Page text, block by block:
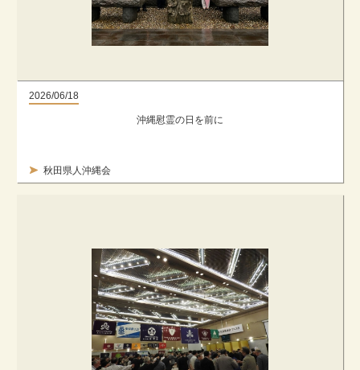
2026/06/18
秋田県人沖縄会
沖縄慰霊の日を前に